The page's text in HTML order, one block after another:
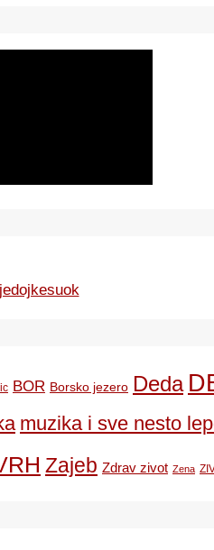
BOR Borsko jezero Deda
muzika i sve nesto
Zajeb Zdrav zivot Zena